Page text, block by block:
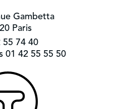
Gambetta
Paris
55 74 40
01 42 55 55 50